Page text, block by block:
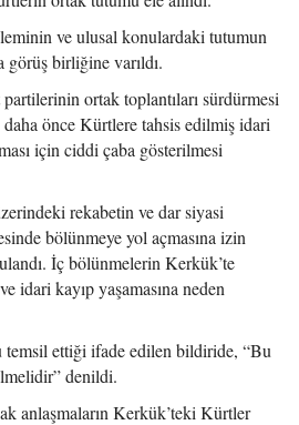
ve ulusal konulardaki tutumun
görüş birliğine varıldı.
ortak toplantıları sürdürmesi
önce Kürtlere tahsis edilmiş idari
için ciddi çaba gösterilmesi
rekabetin ve dar siyasi
bölünmeye yol açmasına izin
İç bölünmelerin Kerkük’te
idari kayıp yaşamasına neden
ettiği ifade edilen bildiride, “Bu
denildi.
anlaşmaların Kerkük’teki Kürtler